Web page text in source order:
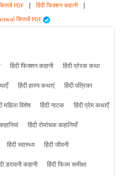
PDF | हिंदी फिक्शन कहानी |
किताबें PDF
हिंदी फिक्शन कहानी
हिंदी प्रेरक कथा
हिंदी हास्य कथाएं
हिंदी पत्रिका
महिला विशेष हिंदी नाटक
हिंदी प्रेम कथाएँ
हिंदी रोमांचक कहानियाँ
हिंदी स्वास्थ्य
हिंदी जीवनी
डरावनी कहानी हिंदी फिल्म समीक्षा